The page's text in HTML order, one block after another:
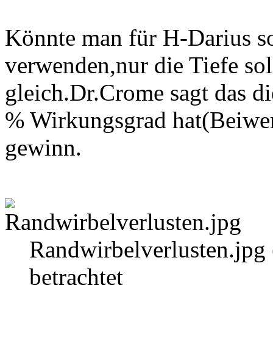
Könnte man für H-Darius
verwenden,nur die Tiefe
gleich.Dr.Crome sagt das
% Wirkungsgrad
gewinn.
betrachtet